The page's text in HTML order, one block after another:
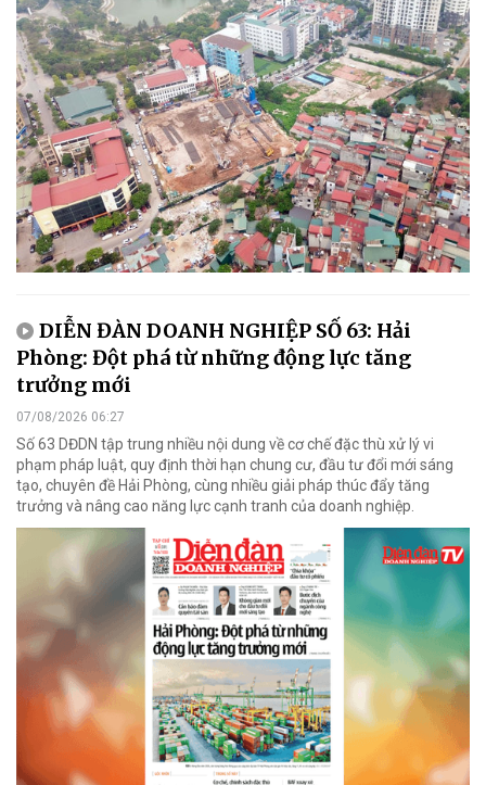
DIỄN ĐÀN DOANH NGHIỆP SỐ 63: Hải
Phòng: Đột phá từ những động lực tăng
trưởng mới
07/08/2026 06:27
Số 63 DĐDN tập trung nhiều nội dung về cơ chế đặc thù xử lý vi
phạm pháp luật, quy định thời hạn chung cư, đầu tư đổi mới sáng
tạo, chuyên đề Hải Phòng, cùng nhiều giải pháp thúc đẩy tăng
trưởng và nâng cao năng lực cạnh tranh của doanh nghiệp.